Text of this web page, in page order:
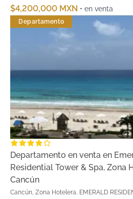
$4,200,000 MXN • en venta
Departamento
Departamento en venta en
Residential Tower & Spa, Zona
Cancún
Cancún, Zona Hotelera, EMERALD RESIDENTIAL TOWER